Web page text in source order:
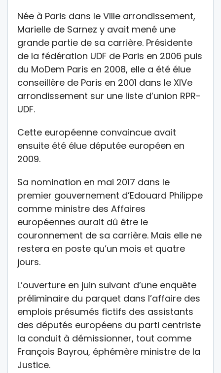
Née à Paris dans le VIIIe arrondissement,
Marielle de Sarnez y avait mené une
grande partie de sa carrière. Présidente
de la fédération UDF de Paris en 2006 puis
du MoDem Paris en 2008, elle a été élue
conseillère de Paris en 2001 dans le XIVe
arrondissement sur une liste d’union RPR-
UDF.
Cette européenne convaincue avait
ensuite été élue députée européen en
2009.
Sa nomination en mai 2017 dans le
premier gouvernement d’Edouard Philippe
comme ministre des Affaires
européennes aurait dû être le
couronnement de sa carrière. Mais elle ne
restera en poste qu’un mois et quatre
jours.
L’ouverture en juin suivant d’une enquête
préliminaire du parquet dans l’affaire des
emplois présumés fictifs des assistants
des députés européens du parti centriste
la conduit à démissionner, tout comme
François Bayrou, éphémère ministre de la
Justice.